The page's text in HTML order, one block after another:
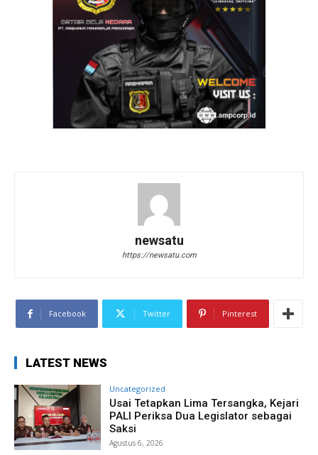
newsatu
https://newsatu.com
Facebook Twitter Pinterest
LATEST NEWS
Uncategorized
Usai Tetapkan Lima Tersangka, Kejari
PALI Periksa Dua Legislator sebagai
Saksi
Agustus 6, 2026